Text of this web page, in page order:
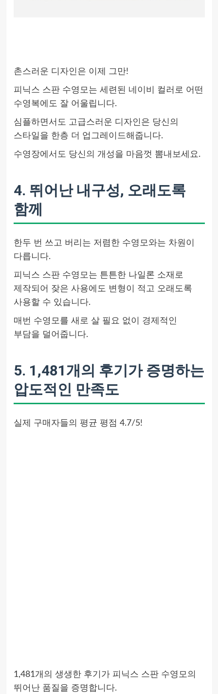
촌스러운 디자인은 이제 그만!
피닉스 스판 수영모는 세련된 네이비 컬러로 어떤
수영복에도 잘 어울립니다.
심플하면서도 고급스러운 디자인은 당신의
스타일을 한층 더 업그레이드해줍니다.
수영장에서도 당신의 개성을 마음껏 뽐내보세요.
4. 뛰어난 내구성, 오래도록
함께
한두 번 쓰고 버리는 저렴한 수영모와는 차원이
다릅니다.
피닉스 스판 수영모는 튼튼한 나일론 소재로
제작되어 잦은 사용에도 변형이 적고 오래도록
사용할 수 있습니다.
매번 수영모를 새로 살 필요 없이 경제적인
부담을 덜어줍니다.
5. 1,481개의 후기가 증명하는
압도적인 만족도
실제 구매자들의 평균 평점 4.7/5!
1,481개의 생생한 후기가 피닉스 스판 수영모의
뛰어난 품질을 증명합니다.